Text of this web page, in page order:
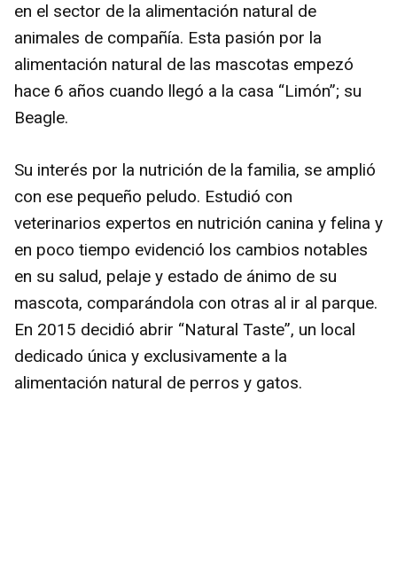
en el sector de la alimentación natural de
animales de compañía. Esta pasión por la
alimentación natural de las mascotas empezó
hace 6 años cuando llegó a la casa “Limón”; su
Beagle.
Su interés por la nutrición de la familia, se amplió
con ese pequeño peludo. Estudió con
veterinarios expertos en nutrición canina y felina y
en poco tiempo evidenció los cambios notables
en su salud, pelaje y estado de ánimo de su
mascota, comparándola con otras al ir al parque.
En 2015 decidió abrir “Natural Taste”, un local
dedicado única y exclusivamente a la
alimentación natural de perros y gatos.